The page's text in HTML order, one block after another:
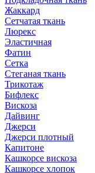
Жаккард
Сетчатая ткань
Люрекс
Эластичная
Фатин
Сетка
Стеганая ткань
Трикотаж
Бифлекс
Вискоза
Дайвинг
Джерси
Джерси плотный
Капитоне
Кашкорсе вискоза
Кашкорсе хлопок